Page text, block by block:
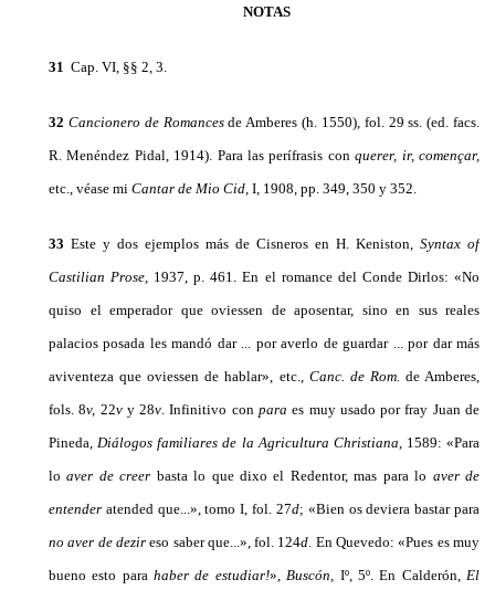
NOTAS
31 Cap. VI, §§ 2, 3.
32 Cancionero de Romancesde Amberes (h. 1550), fol. 29 ss. (ed. facs.
R. Menéndez Pidal, 1914). Para las perífrasis conquerer, ir, començar,
etc., véase mi Cantar de Mio Cid, I, 1908, pp. 349, 350 y 352.
33 Este y dos ejemplos más de Cisneros en H. Keniston, Syntax of
Castilian Prose, 1937, p. 461. En el romance del Conde Dirlos: «No
quiso el emperador que oviessen de aposentar, sino en sus reales
palacios posada les mandó dar ... por averlo de guardar ... por dar más
aviventeza que oviessen de hablar», etc., Canc. de Rom. de Amberes,
fols. 8v, 22vy 28v . Infinitivo conparaes muy usado por fray Juan de
Pineda, Diálogos familiares de la Agri­cultura Christiana, 1589: «Para
loaver de creer basta lo que dixo el Redentor, mas para lo averde
entender atended que...», tomo I, fol. 27d; «Bien os deviera bastar para
no aver de dezireso sa­ber que...», fol. 124d . En Quevedo: «Pues es muy
bueno esto parahaber de estudiar!» , Buscón, Iº, 5º. En Calderón, El